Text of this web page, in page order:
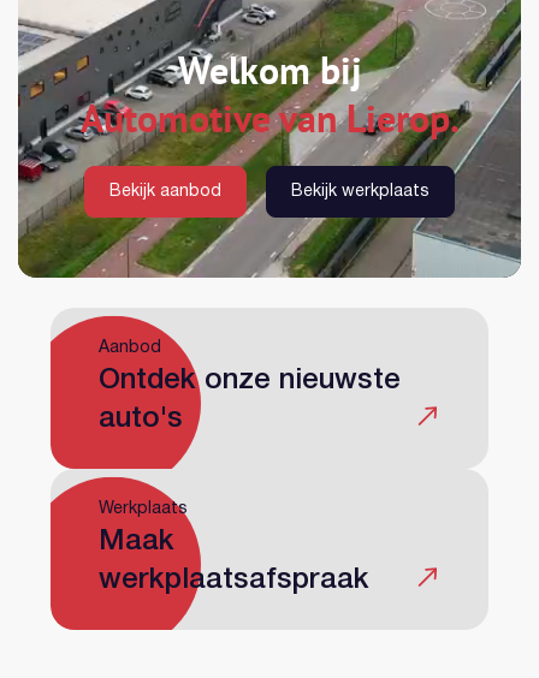
Heeft u al een account?
Account aanmaken
Welkom bij
Automotive van Lierop.
Bekijk aanbod Bekijk werkplaats
Aanbod
Ontdek onze nieuwste
auto's
Werkplaats
Maak
werkplaatsafspraak